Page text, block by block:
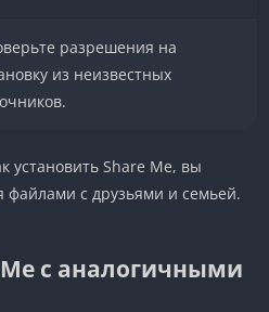
разрешения на
из неизвестных
установить Share Me, вы
файлами с друзьями и семьей.
с аналогичными